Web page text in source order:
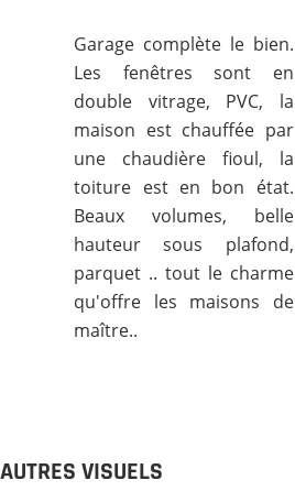
Garage complète le bien.
Les fenêtres sont en
double vitrage, PVC, la
maison est chauffée par
une chaudière fioul, la
toiture est en bon état.
Beaux volumes, belle
hauteur sous plafond,
parquet .. tout le charme
qu'offre les maisons de
maître..
AUTRES VISUELS